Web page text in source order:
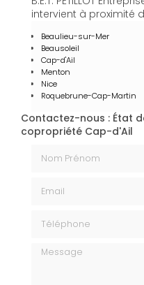
intervient à proximité
Beaulieu-sur-Mer
Beausoleil
Cap-d'Ail
Menton
Nice
Roquebrune-Cap-Martin
Contactez-nous : État
copropriété Cap-d'Ail
Message